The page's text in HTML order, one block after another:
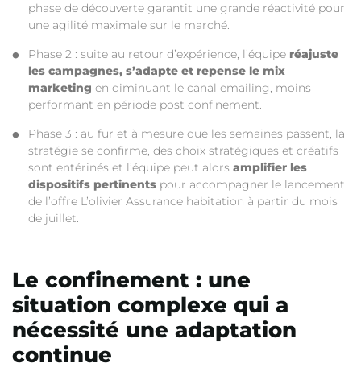
phase de découverte garantit une grande réactivité pour
une agilité maximale sur le marché.
Phase 2 : suite au retour d’expérience, l’équipe réajuste
les campagnes, s’adapte et repense le mix
marketing en diminuant le canal emailing, moins
performant en période post confinement.
Phase 3 : au fur et à mesure que les semaines passent, la
stratégie se confirme, des choix stratégiques et créatifs
sont entérinés et l’équipe peut alors amplifier les
dispositifs pertinents pour accompagner le lancement
de l’offre L’olivier Assurance habitation à partir du mois
de juillet.
Le confinement : une
situation complexe qui a
nécessité une adaptation
continue